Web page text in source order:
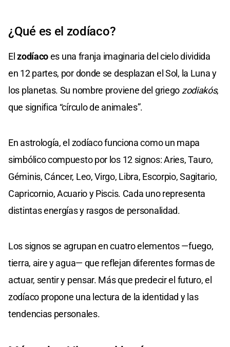
¿Qué es el zodíaco?
Elzodíacoes una franja imaginaria del cielo dividida
en 12 partes, por donde se desplazan el Sol, la Luna y
los planetas. Su nombre proviene del griego zodiakós,
que significa “círculo de animales”.
En astrología, el zodíaco funciona como un mapa
simbólico compuesto por los 12 signos: Aries, Tauro,
Géminis, Cáncer, Leo, Virgo, Libra, Escorpio, Sagitario,
Capricornio, Acuario y Piscis. Cada uno representa
distintas energías y rasgos de personalidad.
Los signos se agrupan en cuatro elementos —fuego,
tierra, aire y agua— que reflejan diferentes formas de
actuar, sentir y pensar. Más que predecir el futuro, el
zodíaco propone una lectura de la identidad y las
tendencias personales.